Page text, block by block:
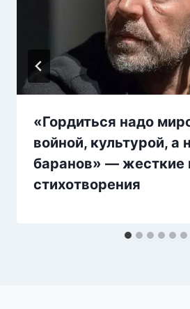
«Гордиться надо
войной, культурой, а
баранов» — жесткие
стихотворения